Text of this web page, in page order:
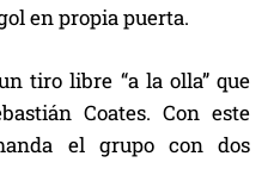
en propia puerta.
tiro libre “a la olla” que
Coates. Con este
el grupo con dos